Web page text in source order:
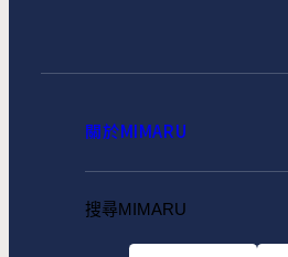
關於MIMARU
搜尋MIMARU